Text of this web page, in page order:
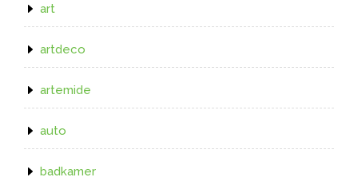
art
artdeco
artemide
auto
badkamer